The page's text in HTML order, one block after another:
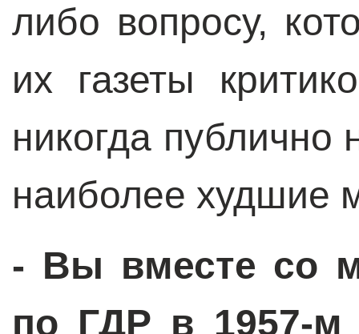
либо вопросу,
их газеты
никогда
наиболее худшие
- Вы вместе со
по ГДР в 1957-м